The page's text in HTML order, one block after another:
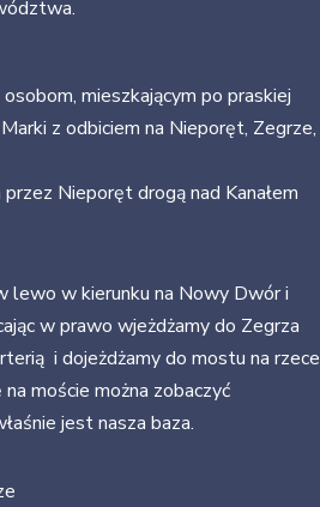
mieszkającym po praskiej
z odbiciem na Nieporęt, Zegrze,
Nieporęt drogą nad Kanałem
lewo w kierunku na Nowy Dwór i
w prawo wjeżdżamy do Zegrza
i dojeżdżamy do mostu na rzece
moście można zobaczyć
jest nasza baza.